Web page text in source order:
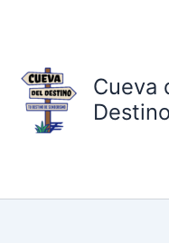
Cueva
Destino